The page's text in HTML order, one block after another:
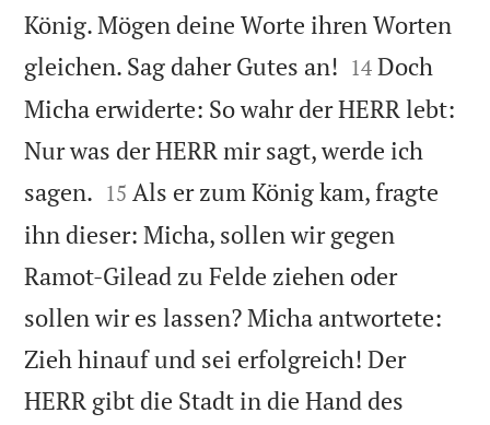
König. Mögen deine Worte ihren Worten
gleichen. Sag daher Gutes an! 

14 Doch
Micha erwiderte: So wahr der HERR lebt:
Nur was der HERR mir sagt, werde ich
sagen. 

15 Als er zum König kam, fragte
ihn dieser: Micha, sollen wir gegen
Ramot-Gilead zu Felde ziehen oder
sollen wir es lassen? Micha antwortete:
Zieh hinauf und sei erfolgreich! Der
HERR gibt die Stadt in die Hand des